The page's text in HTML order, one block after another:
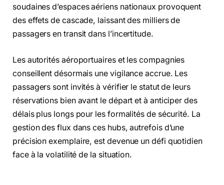
soudaines d’espaces aériens nationaux provoquent
des effets de cascade, laissant des milliers de
passagers en transit dans l’incertitude.
Les autorités aéroportuaires et les compagnies
conseillent désormais une vigilance accrue. Les
passagers sont invités à vérifier le statut de leurs
réservations bien avant le départ et à anticiper des
délais plus longs pour les formalités de sécurité. La
gestion des flux dans ces hubs, autrefois d’une
précision exemplaire, est devenue un défi quotidien
face à la volatilité de la situation.